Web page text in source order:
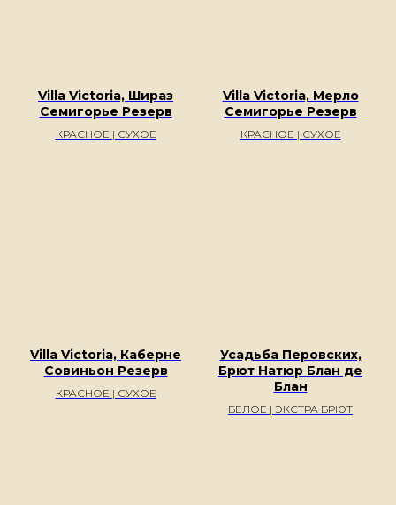
Villa Victoria, Шираз
Семигорье Резерв
КРАСНОЕ | СУХОЕ
Villa Victoria, Мерло
Семигорье Резерв
КРАСНОЕ | СУХОЕ
Villa Victoria, Каберне
Совиньон Резерв
КРАСНОЕ | СУХОЕ
Усадьба Перовских,
Брют Натюр Блан де
Блан
БЕЛОЕ | ЭКСТРА БРЮТ
ГЛАВВИНО
Контакты
glavvino.vdnh@yandex.ru